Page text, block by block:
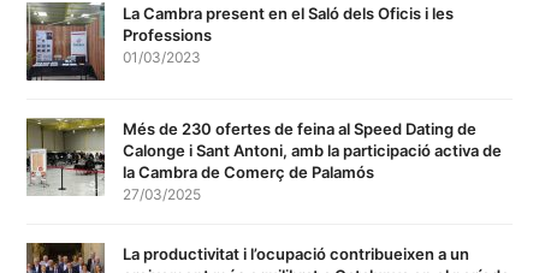
La Cambra present en el Saló dels Oficis i les
Professions
01/03/2023
Més de 230 ofertes de feina al Speed Dating de
Calonge i Sant Antoni, amb la participació activa de
la Cambra de Comerç de Palamós
27/03/2025
La productivitat i l’ocupació contribueixen a un